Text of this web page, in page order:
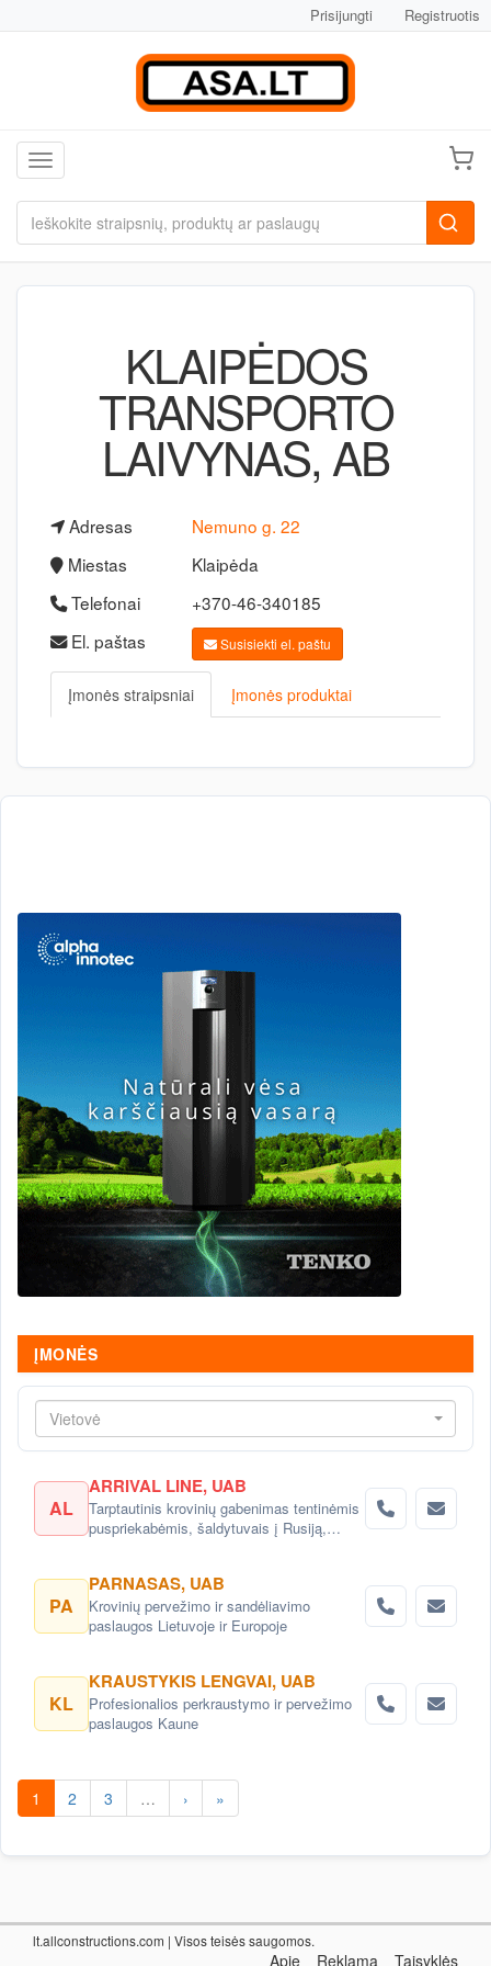
Prisijungti Registruotis
Toggle navigation
KLAIPĖDOS
TRANSPORTO
LAIVYNAS, AB
Adresas
Nemuno g. 22
Miestas
Klaipėda
Telefonai
+370-46-340185
El. paštas
Susisiekti el. paštu
Įmonės straipsniai Įmonės produktai
ĮMONĖS
Vietovė
AL
ARRIVAL LINE, UAB
Tarptautinis krovinių gabenimas tentinėmis
puspriekabėmis, šaldytuvais į Rusiją,
PA
PARNASAS, UAB
Krovinių pervežimo ir sandėliavimo
paslaugos Lietuvoje ir Europoje
KL
KRAUSTYKIS LENGVAI, UAB
Profesionalios perkraustymo ir pervežimo
paslaugos Kaune
1 2 3 … › »
lt.allconstructions.com | Visos teisės saugomos.
Apie Reklama Taisyklės